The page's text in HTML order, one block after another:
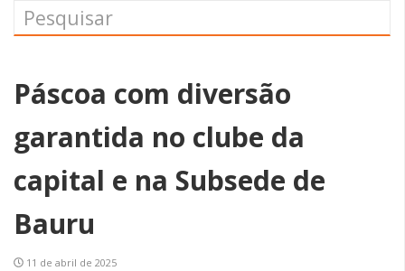
Páscoa com diversão
garantida no clube da
capital e na Subsede de
Bauru
11 de abril de 2025